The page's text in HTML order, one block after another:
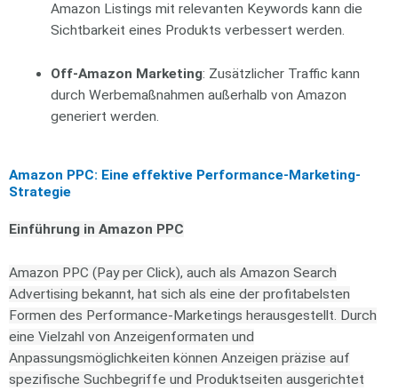
Amazon Listings mit relevanten Keywords kann die
Sichtbarkeit eines Produkts verbessert werden.
Off-Amazon Marketing: Zusätzlicher Traffic kann
durch Werbemaßnahmen außerhalb von Amazon
generiert werden.
Amazon PPC: Eine effektive Performance-Marketing-
Strategie
Einführung in Amazon PPC
Amazon PPC (Pay per Click), auch als Amazon Search
Advertising bekannt, hat sich als eine der profitabelsten
Formen des Performance-Marketings herausgestellt. Durch
eine Vielzahl von Anzeigenformaten und
Anpassungsmöglichkeiten können Anzeigen präzise auf
spezifische Suchbegriffe und Produktseiten ausgerichtet